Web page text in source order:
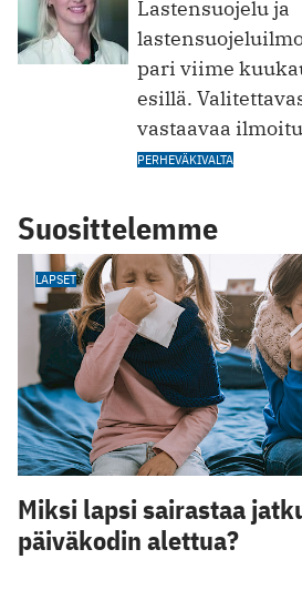
Lastensuojelu ja
pari viime
esillä.
vastaavaa
PERHEVÄKIVALTA
Suosittelemme
LAPSET
Miksi lapsi sairastaa
päiväkodin alettua?